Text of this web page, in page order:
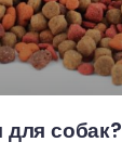
для собак?